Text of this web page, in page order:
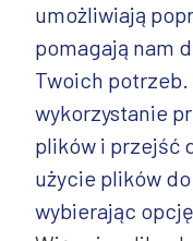
umożliwiają
pomagają nam
Twoich potrzeb.
wykorzystanie
plików i przejść
użycie plików
wybierając